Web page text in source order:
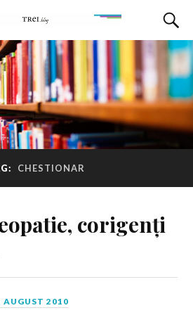
CHESTIONAR
corigenți
AUGUST 2010